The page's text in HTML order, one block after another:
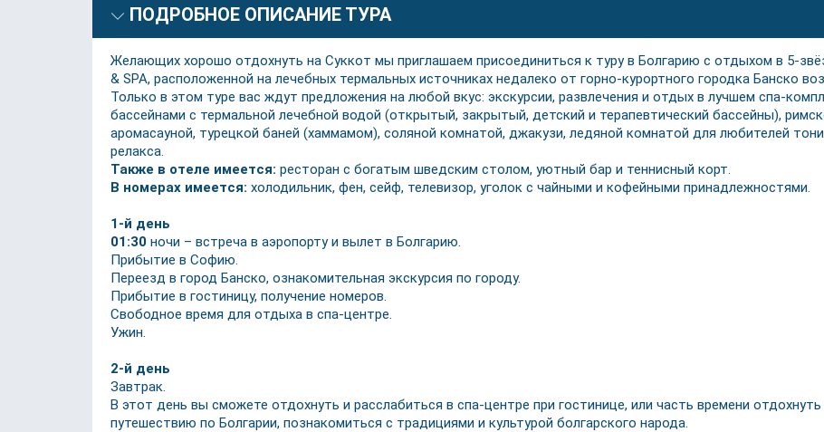
ПОДРОБНОЕ ОПИСАНИЕ ТУРА
Желающих хорошо отдохнуть на Суккот мы приглашаем присоединиться к туру в Болгарию с отдыхом в 5-
& SPA, расположенной на лечебных термальных источниках недалеко от горно-курортного городка Банско
Только в этом туре вас ждут предложения на любой вкус: экскурсии, развлечения и отдых в лучшем спа-
бассейнами с термальной лечебной водой (открытый, закрытый, детский и терапевтический бассейны),
аромасауной, турецкой баней (хаммамом), соляной комнатой, джакузи, ледяной комнатой для любителей
релакса.
Также в отеле имеется: ресторан с богатым шведским столом, уютный бар и теннисный корт.
В номерах имеется: холодильник, фен, сейф, телевизор, уголок с чайными и кофейными принадлежностями.
1-й день
01:30 ночи – встреча в аэропорту и вылет в Болгарию.
Прибытие в Софию.
Переезд в город Банско, ознакомительная экскурсия по городу.
Прибытие в гостиницу, получение номеров.
Свободное время для отдыха в спа-центре.
Ужин.
2-й день
Завтрак.
В этот день вы сможете отдохнуть и расслабиться в спа-центре при гостинице, или часть времени
путешествию по Болгарии, познакомиться с традициями и культурой болгарского народа.